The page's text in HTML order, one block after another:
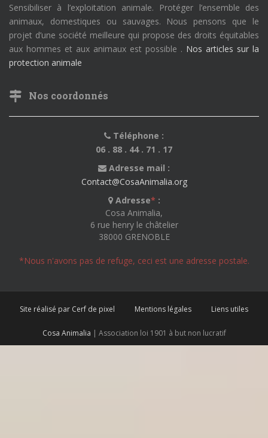
Sensibiliser à l’exploitation animale. Protéger l’ensemble des
animaux, domestiques ou sauvages. Nous pensons que le
projet d’une société meilleure qui propose des droits équitables
aux hommes et aux animaux est possible . Nos articles sur la
protection animale
Nos coordonnés
Téléphone :
06 . 88 . 44 . 71 . 17
Adresse mail :
Contact@CosaAnimalia.org
Adresse* :
Cosa Animalia,
6 rue henry le châtelier
38000 GRENOBLE
*Nous n'avons pas de refuge, ceci est une adresse postale.
Site réalisé par Cerf de pixel Mentions légales Liens utiles
Cosa Animalia | Association loi 1901 à but non lucratif